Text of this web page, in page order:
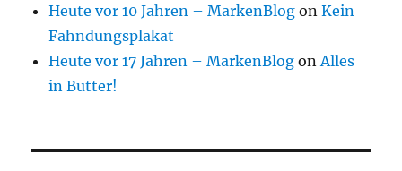
Heute vor 10 Jahren – MarkenBlog onKein
Fahndungsplakat
Heute vor 17 Jahren – MarkenBlog onAlles
in Butter!